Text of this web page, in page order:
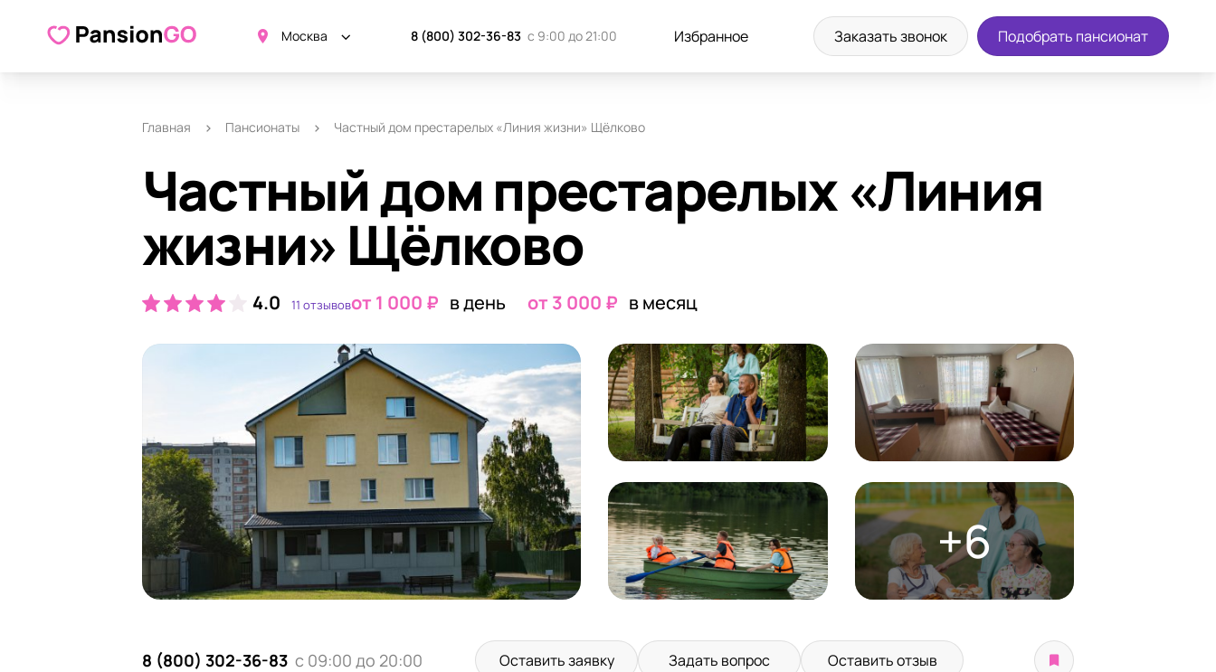
Москва 8 (800) 302-36-83 с 9:00 до 21:00 Избранное Заказать звонок Подобрать пансионат
О пансионате Запись на экскурсию 8 (800) 302-36-83
Главная Пансионаты Частный дом престарелых «Линия жизни» Щёлково
Частный дом престарелых «Линия
жизни» Щёлково
4.0 11 отзывовот 1 000 ₽ в день от 3 000 ₽ в месяц
+6
8 (800) 302-36-83 с 09:00 до 20:00 Оставить заявку Задать вопрос Оставить отзыв